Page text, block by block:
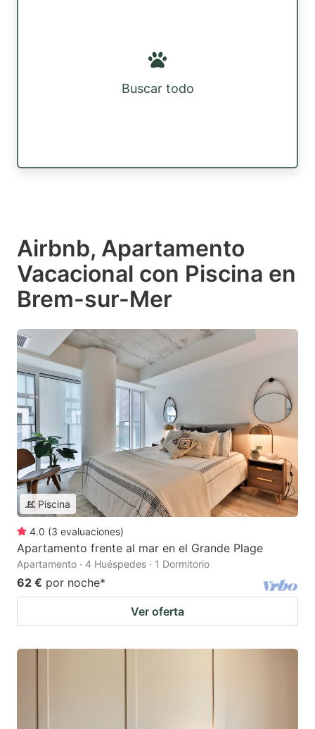
Buscar todo
Airbnb, Apartamento
Vacacional con Piscina en
Brem-sur-Mer
Piscina
4.0 (3 evaluaciones)
Apartamento frente al mar en el Grande Plage
Apartamento · 4 Huéspedes · 1 Dormitorio
62 € por noche*
Ver oferta